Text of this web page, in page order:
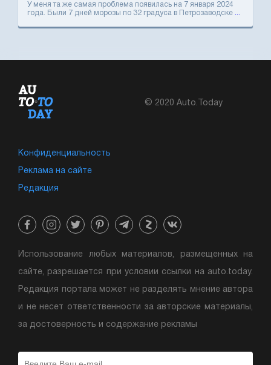
У меня та же самая проблема появилась на 7 января 2024
года. Были 7 дней морозы по 32 градуса в Петрозаводске
© 2020 Auto.Today
Конфиденциальность
Реклама на сайте
Редакция
Использование любых материалов, размещенных на
сайте, разрешается при условии ссылки на auto.today.
Редакция портала может не разделять мнение автора
и не несет ответственности за авторские материалы,
за достоверность и содержание рекламы